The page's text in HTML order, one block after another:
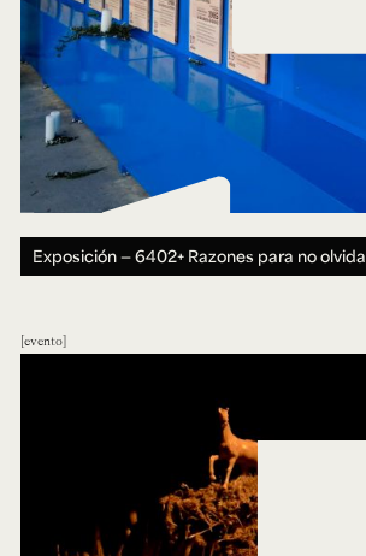
Exposición — 6402+ Razones para no
evento